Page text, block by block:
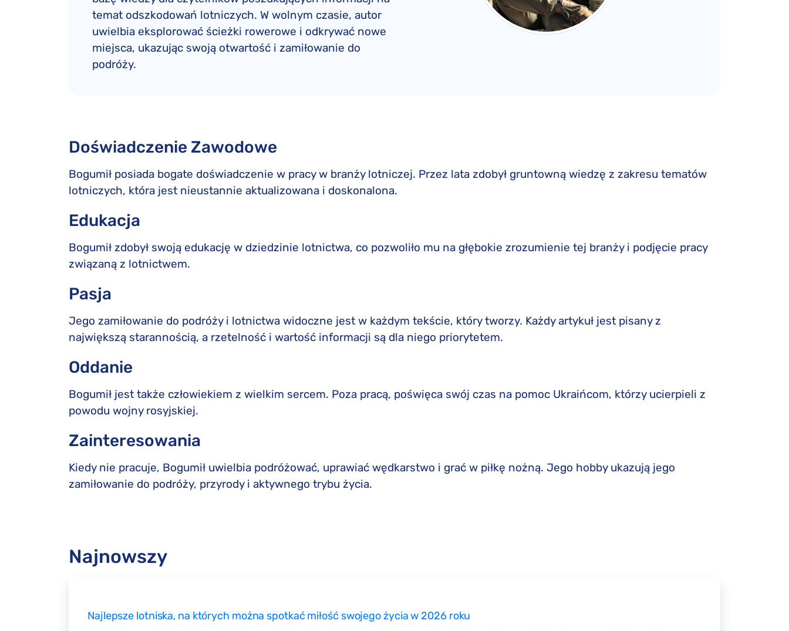
British Airways odszkodowanie
Reklamacje Nouvelair
Konwencja Montrealska
temat odszkodowań lotniczych. W wolnym czasie, autor
uwielbia eksplorować ścieżki rowerowe i odkrywać nowe
miejsca, ukazując swoją otwartość i zamiłowanie do
podróży.
Doświadczenie Zawodowe
Bogumił posiada bogate doświadczenie w pracy w branży lotniczej. Przez lata zdobył gruntowną wiedzę z zakresu tematów
lotniczych, która jest nieustannie aktualizowana i doskonalona.
Edukacja
Bogumił zdobył swoją edukację w dziedzinie lotnictwa, co pozwoliło mu na głębokie zrozumienie tej branży i podjęcie pracy
związaną z lotnictwem.
Pasja
Jego zamiłowanie do podróży i lotnictwa widoczne jest w każdym tekście, który tworzy. Każdy artykuł jest pisany z
największą starannością, a rzetelność i wartość informacji są dla niego priorytetem.
Oddanie
Bogumił jest także człowiekiem z wielkim sercem. Poza pracą, poświęca swój czas na pomoc Ukraińcom, którzy ucierpieli z
powodu wojny rosyjskiej.
Zainteresowania
Kiedy nie pracuje, Bogumił uwielbia podróżować, uprawiać wędkarstwo i grać w piłkę nożną. Jego hobby ukazują jego
zamiłowanie do podróży, przyrody i aktywnego trybu życia.
Najnowszy
Najlepsze lotniska, na których można spotkać miłość swojego życia w 2026 roku